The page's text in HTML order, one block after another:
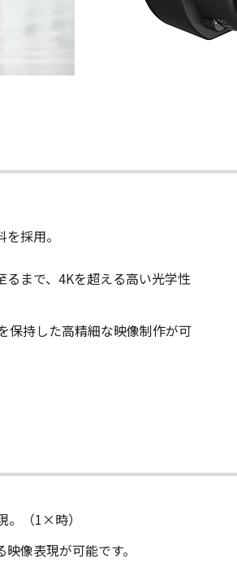
採用。
まで、4Kを超える高い光学性
保持した高精細な映像制作が可
。（1×時）
像表現が可能です。